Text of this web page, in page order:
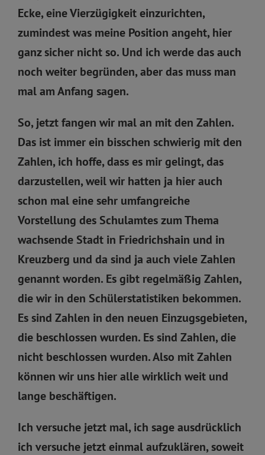
Ecke, eine Vierzügigkeit einzurichten,
zumindest was meine Position angeht, hier
ganz sicher nicht so. Und ich werde das auch
noch weiter begründen, aber das muss man
mal am Anfang sagen.
So, jetzt fangen wir mal an mit den Zahlen.
Das ist immer ein bisschen schwierig mit den
Zahlen, ich hoffe, dass es mir gelingt, das
darzustellen, weil wir hatten ja hier auch
schon mal eine sehr umfangreiche
Vorstellung des Schulamtes zum Thema
wachsende Stadt in Friedrichshain und in
Kreuzberg und da sind ja auch viele Zahlen
genannt worden. Es gibt regelmäßig Zahlen,
die wir in den Schülerstatistiken bekommen.
Es sind Zahlen in den neuen Einzugsgebieten,
die beschlossen wurden. Es sind Zahlen, die
nicht beschlossen wurden. Also mit Zahlen
können wir uns hier alle wirklich weit und
lange beschäftigen.
Ich versuche jetzt mal, ich sage ausdrücklich
ich versuche jetzt einmal aufzuklären, soweit